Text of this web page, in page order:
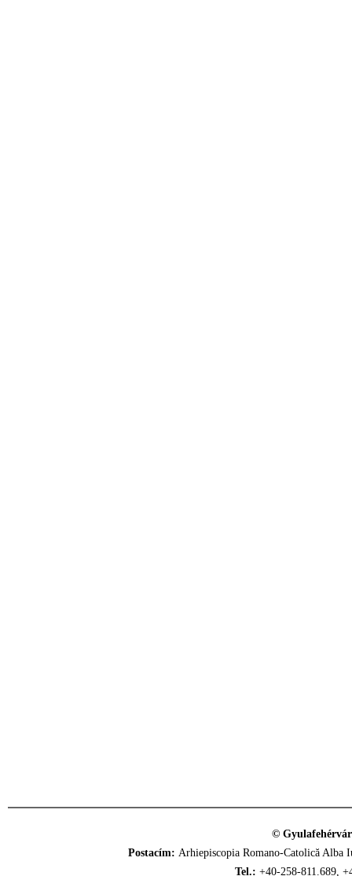
©
Postacím: Arhiepiscopia Romano-Catolică
Tel.: +40-258-811.689,